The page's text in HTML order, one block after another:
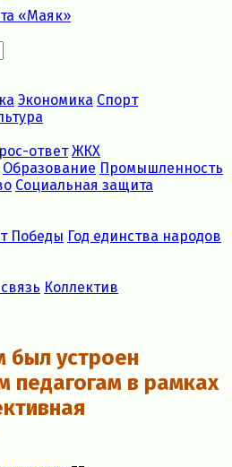
Экономика Спорт
ответ ЖКХ
Образование Промышленность
Социальная защита
Победы Год единства народов
Коллектив
был устроен
педагогам в рамках